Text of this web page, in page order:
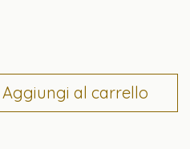
Aggiungi al carrello